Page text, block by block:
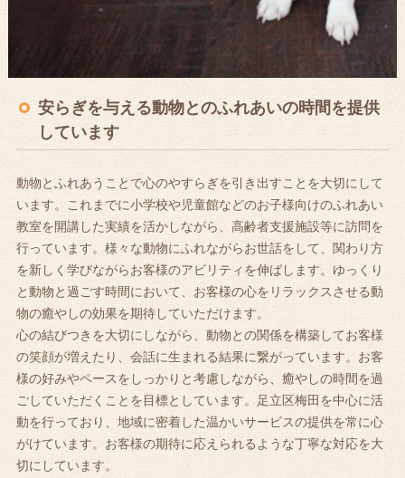
安らぎを与える動物とのふれあいの時間を提供
しています
動物とふれあうことで心のやすらぎを引き出すことを大切にして
います。これまでに小学校や児童館などのお子様向けのふれあい
教室を開講した実績を活かしながら、高齢者支援施設等に訪問を
行っています。様々な動物にふれながらお世話をして、関わり方
を新しく学びながらお客様のアビリティを伸ばします。ゆっくり
と動物と過ごす時間において、お客様の心をリラックスさせる動
物の癒やしの効果を期待していただけます。
心の結びつきを大切にしながら、動物との関係を構築してお客様
の笑顔が増えたり、会話に生まれる結果に繋がっています。お客
様の好みやペースをしっかりと考慮しながら、癒やしの時間を過
ごしていただくことを目標としています。足立区梅田を中心に活
動を行っており、地域に密着した温かいサービスの提供を常に心
がけています。お客様の期待に応えられるような丁寧な対応を大
切にしています。